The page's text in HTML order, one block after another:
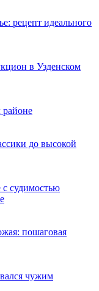
рецепт идеального
в Узденском
районе
до высокой
судимостью
пошаговая
чужим